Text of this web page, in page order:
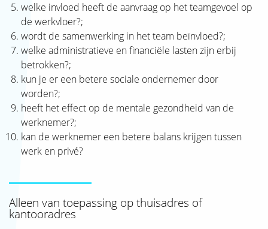
welke invloed heeft de aanvraag op het teamgevoel op
de werkvloer?;
wordt de samenwerking in het team beïnvloed?;
welke administratieve en financiële lasten zijn erbij
betrokken?;
kun je er een betere sociale ondernemer door
worden?;
heeft het effect op de mentale gezondheid van de
werknemer?;
kan de werknemer een betere balans krijgen tussen
werk en privé?
Alleen van toepassing op thuisadres of
kantooradres